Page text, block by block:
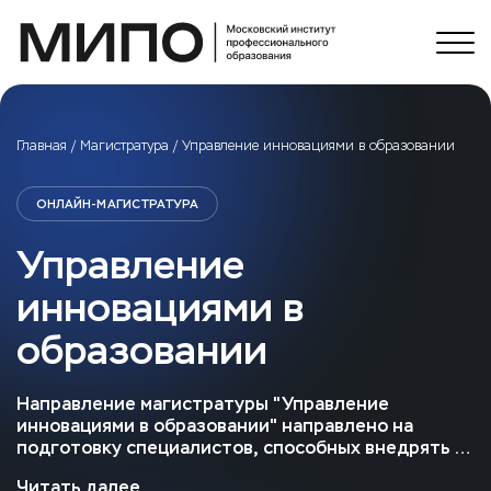
Главная / Магистратура / Управление инновациями в образовании
ОНЛАЙН-МАГИСТРАТУРА
Управление
инновациями в
образовании
Направление магистратуры "Управление
инновациями в образовании" направлено на
подготовку специалистов, способных внедрять и